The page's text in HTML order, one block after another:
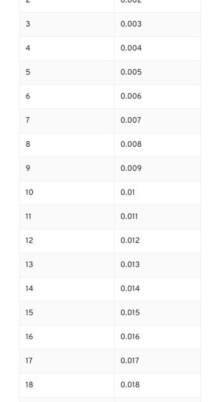
3 0.003
4 0.004
5 0.005
6 0.006
7 0.007
8 0.008
9 0.009
10 0.01
11 0.011
12 0.012
13 0.013
14 0.014
15 0.015
16 0.016
17 0.017
18 0.018